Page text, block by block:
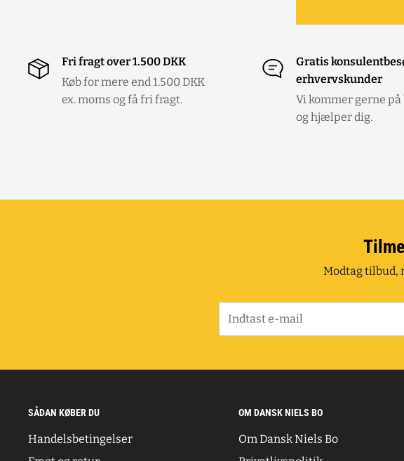
Fri fragt over 1.500 DKK
Køb for mere end 1.500 DKK
ex. moms og få fri fragt.
Gratis
erhvervskunder
Vi kommer gerne på
og hjælper dig.
Modtag tilbud,
Indtast e-mail
SÅDAN KØBER DU
Handelsbetingelser
OM DANSK NIELS BO
Om Dansk Niels Bo